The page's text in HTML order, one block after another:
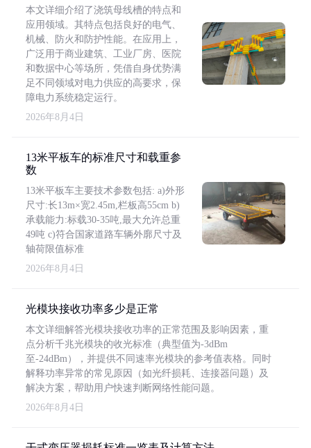
本文详细介绍了浇筑母线槽的特点和
应用领域。其特点包括良好的电气、
机械、防火和防护性能。在应用上，
广泛用于商业建筑、工业厂房、医院
和数据中心等场所，凭借自身优势满
足不同领域对电力供应的高要求，保
障电力系统稳定运行。
2026年8月4日
13米平板车的标准尺寸和载重参
数
13米平板车主要技术参数包括: a)外形
尺寸:长13m×宽2.45m,栏板高55cm b)
承载能力:标载30-35吨,最大允许总重
49吨 c)符合国家道路车辆外廓尺寸及
轴荷限值标准
2026年8月4日
光模块接收功率多少是正常
本文详细解答光模块接收功率的正常范围及影响因素，重
点分析千兆光模块的收光标准（典型值为-3dBm
至-24dBm），并提供不同速率光模块的参考值表格。同时
解释功率异常的常见原因（如光纤损耗、连接器问题）及
解决方案，帮助用户快速判断网络性能问题。
2026年8月4日